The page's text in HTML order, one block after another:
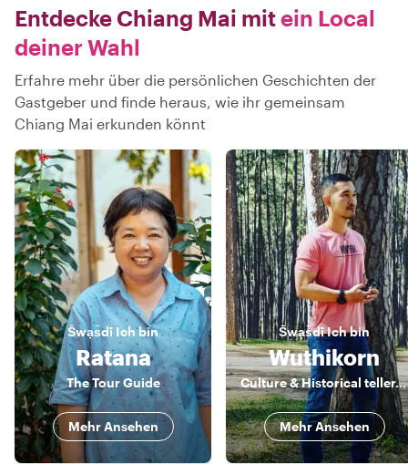
Entdecke Chiang Mai mitein Local
deiner Wahl
Erfahre mehr über die persönlichen Geschichten der
Gastgeber und finde heraus, wie ihr gemeinsam
Chiang Mai erkunden könnt
S̄wạs̄dī Ich bin
Ratana
The Tour Guide
Mehr Ansehen
S̄wạs̄dīIch bin
Wuthikorn
Culture & Historical teller, Foodies, Easy going person...
Mehr Ansehen